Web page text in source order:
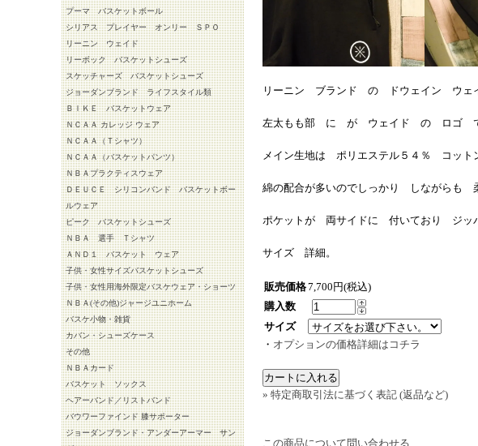
プーマ バスケットボール
シリアス プレイヤー オンリー ＳＰＯ
リーニン ウェイド
リーボック バスケットシューズ
スケッチャーズ バスケットシューズ
ジョーダンブランド ライフスタイル類
ＢＩＫＥ バスケットウェア
ＮＣＡＡ カレッジ ウェア
ＮＣＡＡ（Ｔシャツ）
ＮＣＡＡ（バスケットパンツ）
ＮＢＡプラクティスウェア
ＤＥＵＣＥ シリコンバンド バスケットボー
ルウェア
ピーク バスケットシューズ
ＮＢＡ 選手 Ｔシャツ
ＡＮＤ１ バスケット ウェア
子供・女性サイズバスケットシューズ
子供・女性用海外限定バスケウェア・ショーツ
ＮＢＡ(その他)ジャージユニホーム
バスケ小物・雑貨
カバン・シューズケース
その他
ＮＢＡカード
バスケット ソックス
ヘアーバンド／リストバンド
バウワーファインド 膝サポーター
ジョーダンブランド・アンダーアーマー サン
リーニン ブランド の ドウェイン ウェ
左太もも部 に が ウェイド の ロゴ で
メイン生地は ポリエステル５４％ コッ
綿の配合が多いのでしっかり しながらも
ポケットが 両サイドに 付いており ジッ
サイズ 詳細。
販売価格7,700円(税込)
購入数
サイズ
・ オプションの価格詳細はコチラ
» 特定商取引法に基づく表記 (返品など)
この商品について問い合わせる